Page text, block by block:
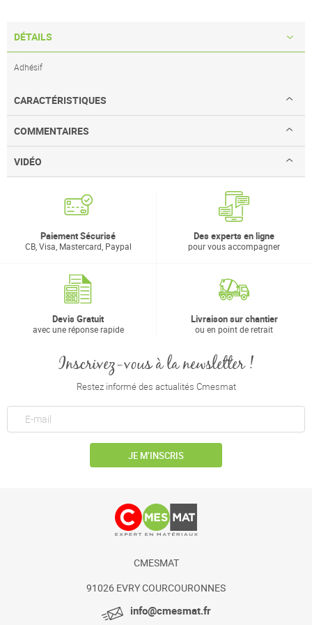
DÉTAILS
Adhésif
CARACTÉRISTIQUES
COMMENTAIRES
VIDÉO
Paiement Sécurisé
CB, Visa, Mastercard, Paypal
Des experts en ligne
pour vous accompagner
Devis Gratuit
avec une réponse rapide
Livraison sur chantier
ou en point de retrait
Inscrivez-vous à la newsletter !
Restez informé des actualités Cmesmat
JE M’INSCRIS
CMESMAT
91026 EVRY COURCOURONNES
info@cmesmat.fr